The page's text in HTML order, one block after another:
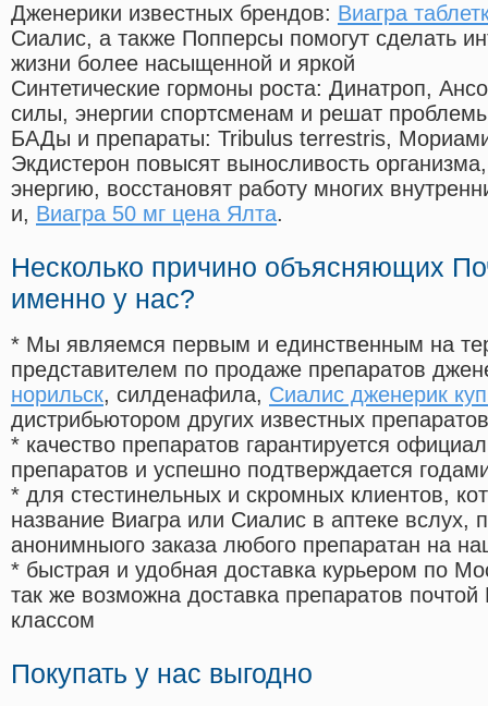
Дженерики известных брендов: Виагра
Сиалис, а также Попперсы помогут сделать
жизни более насыщенной и яркой
Синтетические гормоны роста: Динатроп,
силы, энергии спортсменам и решат
БАДы и препараты: Tribulus terrestris,
Экдистерон повысят выносливость
энергию, восстановят работу многих
и, Виагра 50 мг цена Ялта.
Несколько причино объясняющих
именно у нас?
* Мы являемся первым и единственным на
представителем по продаже препаратов
норильск, силденафила, Сиалис дженерик
дистрибьютором других известных препаратов
* качество препаратов гарантируется
препаратов и успешно подтверждается
* для стестинельных и скромных клиентов,
название Виагра или Сиалис в аптеке вслух,
анонимныого заказа любого препаратан на
* быстрая и удобная доставка курьером по
так же возможна доставка препаратов
классом
Покупать у нас выгодно